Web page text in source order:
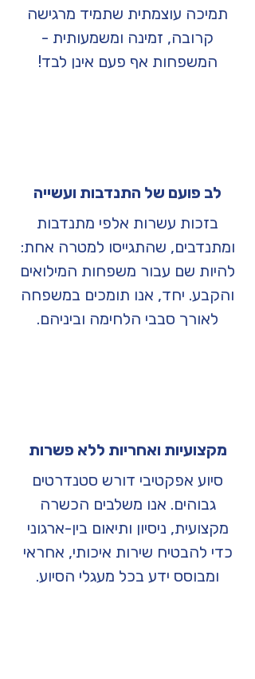
תמיכה עוצמתית שתמיד מרגישה
קרובה, זמינה ומשמעותית -
המשפחות אף פעם אינן לבד!
לב פועם של התנדבות ועשייה
בזכות עשרות אלפי מתנדבות
ומתנדבים, שהתגייסו למטרה אחת:
להיות שם עבור משפחות המילואים
והקבע. יחד, אנו תומכים במשפחה
לאורך סבבי הלחימה וביניהם.
מקצועיות ואחריות ללא פשרות
סיוע אפקטיבי דורש סטנדרטים
גבוהים. אנו משלבים הכשרה
מקצועית, ניסיון ותיאום בין-ארגוני
כדי להבטיח שירות איכותי, אחראי
ומבוסס ידע בכל מעגלי הסיוע.